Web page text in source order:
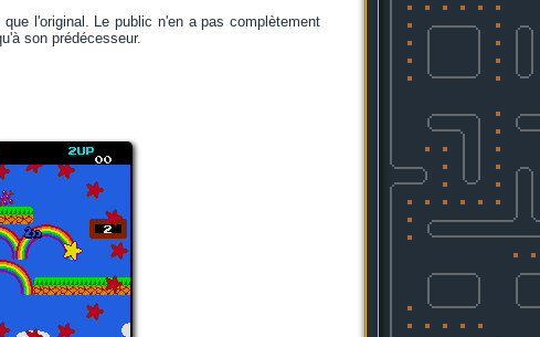
l'original. Le public n'en a pas complètement
son prédécesseur.